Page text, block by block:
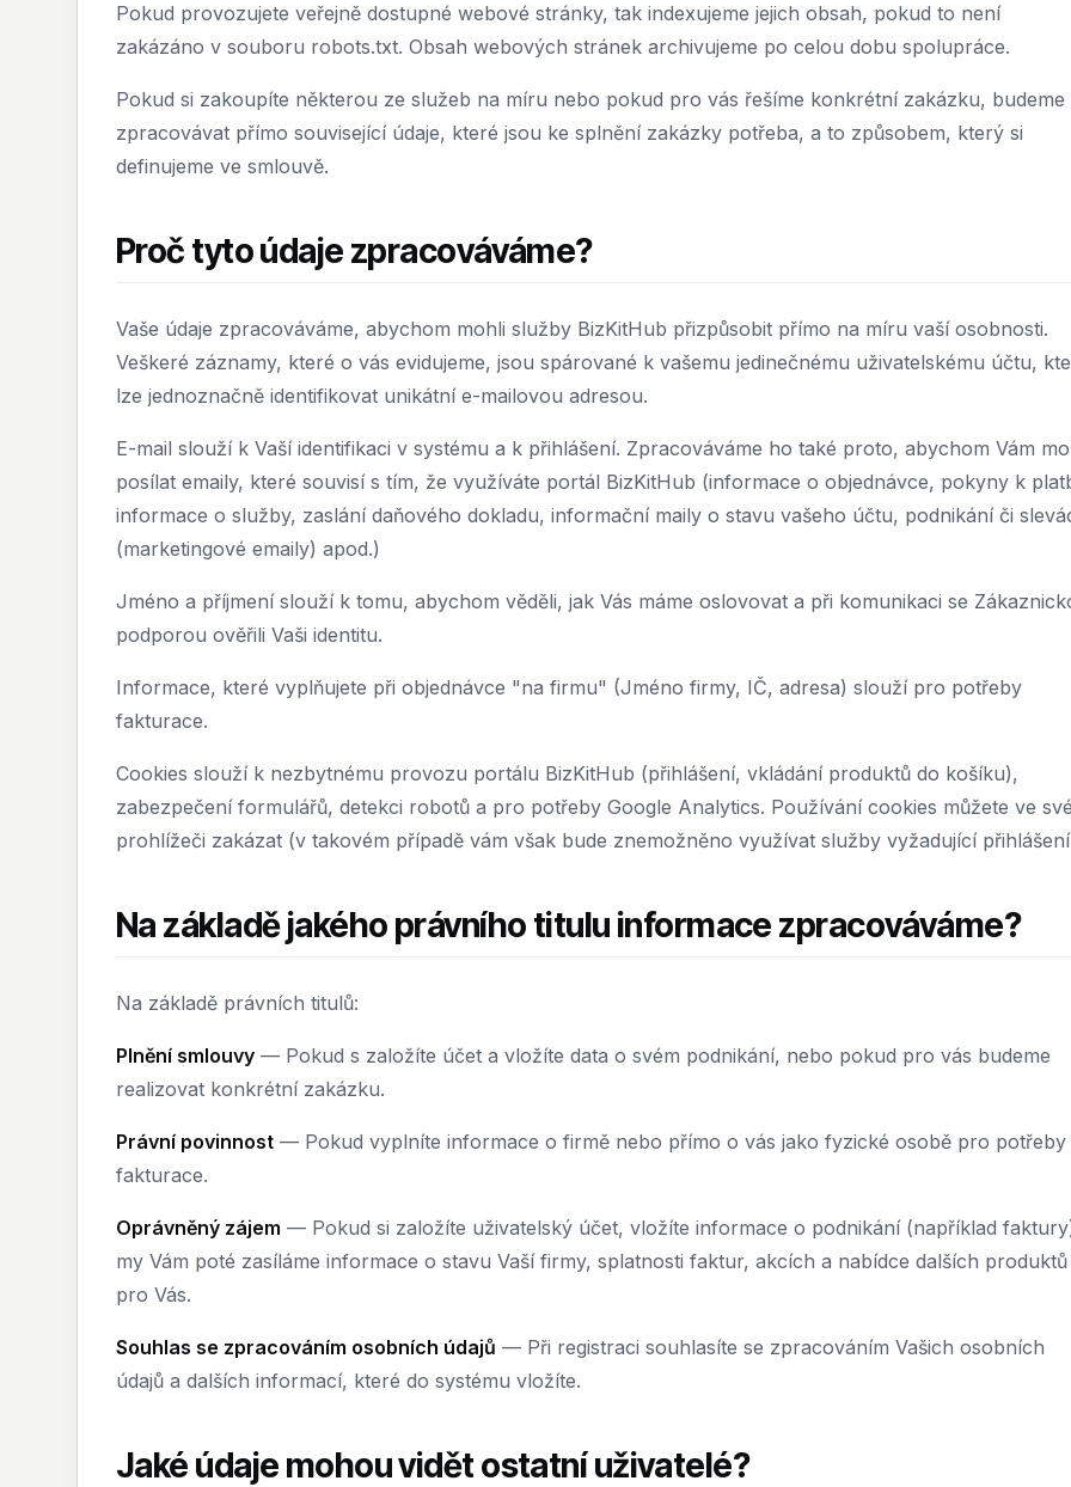
Pokud provozujete veřejně dostupné webové stránky, tak indexujeme jejich obsah, pokud to není
zakázáno v souboru robots.txt. Obsah webových stránek archivujeme po celou dobu spolupráce.
Pokud si zakoupíte některou ze služeb na míru nebo pokud pro vás řešíme konkrétní zakázku, budeme
zpracovávat přímo související údaje, které jsou ke splnění zakázky potřeba, a to způsobem, který si
definujeme ve smlouvě.
Proč tyto údaje zpracováváme?
Vaše údaje zpracováváme, abychom mohli služby BizKitHub přizpůsobit přímo na míru vaší osobnosti.
Veškeré záznamy, které o vás evidujeme, jsou spárované k vašemu jedinečnému uživatelskému účtu,
lze jednoznačně identifikovat unikátní e-mailovou adresou.
E-mail slouží k Vaší identifikaci v systému a k přihlášení. Zpracováváme ho také proto, abychom Vám
posílat emaily, které souvisí s tím, že využíváte portál BizKitHub (informace o objednávce, pokyny k
informace o služby, zaslání daňového dokladu, informační maily o stavu vašeho účtu, podnikání či
(marketingové emaily) apod.)
Jméno a příjmení slouží k tomu, abychom věděli, jak Vás máme oslovovat a při komunikaci se
podporou ověřili Vaši identitu.
Informace, které vyplňujete při objednávce "na firmu" (Jméno firmy, IČ, adresa) slouží pro potřeby
fakturace.
Cookies slouží k nezbytnému provozu portálu BizKitHub (přihlášení, vkládání produktů do košíku),
zabezpečení formulářů, detekci robotů a pro potřeby Google Analytics. Používání cookies můžete ve
prohlížeči zakázat (v takovém případě vám však bude znemožněno využívat služby vyžadující
Na základě jakého právního titulu informace zpracováváme?
Na základě právních titulů:
Plnění smlouvy — Pokud s založíte účet a vložíte data o svém podnikání, nebo pokud pro vás budeme
realizovat konkrétní zakázku.
Právní povinnost — Pokud vyplníte informace o firmě nebo přímo o vás jako fyzické osobě pro potřeby
fakturace.
Oprávněný zájem — Pokud si založíte uživatelský účet, vložíte informace o podnikání (například
my Vám poté zasíláme informace o stavu Vaší firmy, splatnosti faktur, akcích a nabídce dalších produktů
pro Vás.
Souhlas se zpracováním osobních údajů — Při registraci souhlasíte se zpracováním Vašich osobních
údajů a dalších informací, které do systému vložíte.
Jaké údaje mohou vidět ostatní uživatelé?